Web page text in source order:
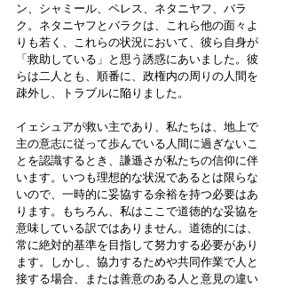
ン、シャミール、ペレス、ネタニヤフ、バラ
ク。ネタニヤフとバラクは、これら他の面々よ
りも若く、これらの状況において、彼ら自身が
「救助している」と思う誘惑にあいました。彼
らは二人とも、順番に、政権内の周りの人間を
疎外し、トラブルに陥りました。
イェシュアが救い主であり、私たちは、地上で
主の意志に従って歩んでいる人間に過ぎないこ
とを認識するとき、謙遜さが私たちの信仰に伴
います。いつも理想的な状況であるとは限らな
いので、一時的に妥協する余裕を持つ必要はあ
ります。もちろん、私はここで道徳的な妥協を
意味している訳ではありません。道徳的には、
常に絶対的基準を目指して努力する必要があり
ます。しかし、協力するためや共同作業で人と
接する場合、または善意のある人と意見の違い